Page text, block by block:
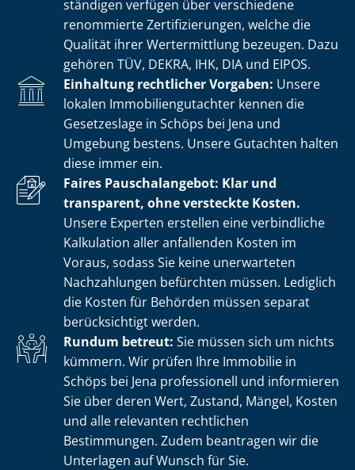
stän­di­gen verfügen über verschiedene
renommierte Zer­ti­fi­zie­run­gen, welche die
Qualität ihrer Wertermittlung bezeugen. Dazu
gehören TÜV, DEKRA, IHK, DIA und EIPOS.
Einhaltung rechtlicher Vorgaben: Unsere
lokalen Im­mo­bi­li­en­gut­ach­ter kennen die
Gesetzeslage in Schöps bei Jena und
Umgebung bestens. Unsere Gutachten halten
diese immer ein.
Faires Pauschalangebot: Klar und
transparent, ohne versteckte Kosten.
Unsere Experten erstellen eine verbindliche
Kalkulation aller anfallenden Kosten im
Voraus, sodass Sie keine unerwarteten
Nachzahlungen befürchten müssen. Lediglich
die Kosten für Behörden müssen separat
berücksichtigt werden.
Rundum betreut: Sie müssen sich um nichts
kümmern. Wir prüfen Ihre Immobilie in
Schöps bei Jena professionell und informieren
Sie über deren Wert, Zustand, Mängel, Kosten
und alle relevanten rechtlichen
Bestimmungen. Zudem beantragen wir die
Unterlagen auf Wunsch für Sie.